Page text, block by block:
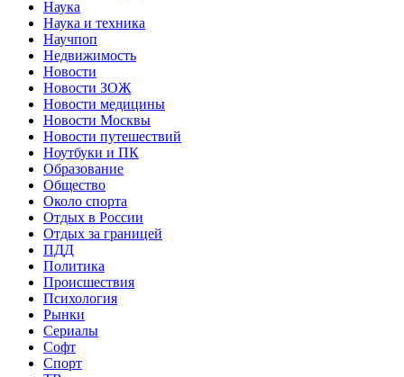
Наука
Наука и техника
Научпоп
Недвижимость
Новости
Новости ЗОЖ
Новости медицины
Новости Москвы
Новости путешествий
Ноутбуки и ПК
Образование
Общество
Около спорта
Отдых в России
Отдых за границей
ПДД
Политика
Происшествия
Психология
Рынки
Сериалы
Софт
Спорт